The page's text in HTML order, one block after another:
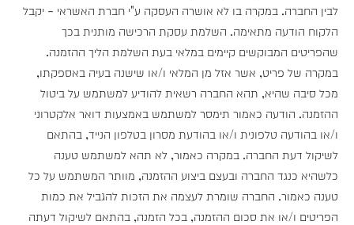
לבין החברה. במקרה בו לא אושרה העסקה ע"י חברת האשראי - יקבל
הלקוח הודעה מתאימה. השלמת עסקת הרכישה מותנית בכך
שהפריטים המבוקשים קיימים במלאי בעת השלמת הליך ההזמנה.
במקרה של פריט, אשר אזל מן המלאי ו/או שישנה בעיה באספקתו,
מכל סיבה שהיא, תהא החברה רשאית להודיע למשתמש על ביטול
ההזמנה. הודעה כאמור תימסר למשתמש באמצעות דואר אלקטרוני
ו/או בהודעה טלפונית ו/או בהודעת מסרון בטלפון הנייד, בהתאם
לשיקול דעת החברה. במקרה כאמור, לא תהא למשתמש טענה
כלשהיא כנגד החברה ובעצם ביצוע ההזמנה, מוותר המשתמש על כל
טענה כאמור. החברה שומרת לעצמה את הזכות להגביל את כמות
הפריטים ו/או את סכום ההזמנה, בכל הזמנה, בהתאם לשיקול דעתה